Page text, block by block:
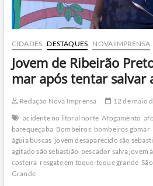
CIDADES DESTAQUES NOVA IMPRENSA
Jovem de Ribeirão
mar após tentar salvar
Redação Nova Imprensa
12 de maio
acidente no litoral norte Afogamento
barequeçaba Bombeiros bombeiros gbmar
águia buscas jovem desaparecido são
agitado são sebastião pescador salva jovem
costeira resgate em toque-toque grande
Grande